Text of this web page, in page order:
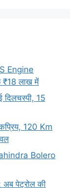
Engine
₹18 लाख में
15
120 Km
Bolero
पेट्रोल की